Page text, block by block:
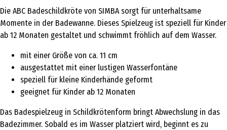
Die ABC Badeschildkröte von SIMBA sorgt für unterhaltsame
Momente in der Badewanne. Dieses Spielzeug ist speziell für Kinder
ab 12 Monaten gestaltet und schwimmt fröhlich auf dem Wasser.
mit einer Größe von ca. 11 cm
ausgestattet mit einer lustigen Wasserfontäne
speziell für kleine Kinderhände geformt
geeignet für Kinder ab 12 Monaten
Das Badespielzeug in Schildkrötenform bringt Abwechslung in das
Badezimmer. Sobald es im Wasser platziert wird, beginnt es zu